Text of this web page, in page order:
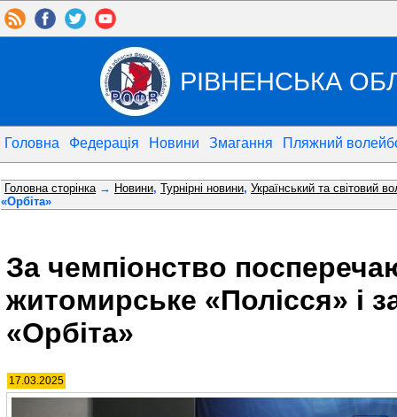
РІВНЕНСЬКА
Головна Федерація Новини Змагання Пляжний
Головна сторінка→ Новини, Турнірні новини, Український та світовий
«Орбіта»
За чемпіонство
житомирське «Полісся» і
«Орбіта»
17.03.2025